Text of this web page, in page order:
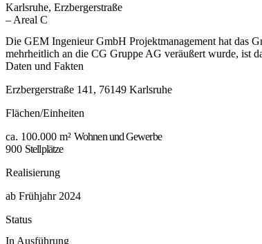
Karlsruhe, Erzbergerstraße
– Areal C
Die GEM Ingenieur GmbH Projektmanagement hat das
mehrheitlich an die CG Gruppe AG veräußert wurde, ist
Daten und Fakten
Erzbergerstraße 141, 76149 Karlsruhe
Flächen/Einheiten
ca. 100.000 m² Wohnen und Gewerbe
900 Stellplätze
Realisierung
ab Frühjahr 2024
Status
In Ausführung